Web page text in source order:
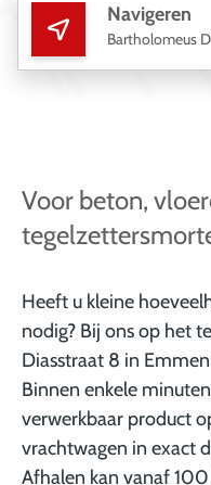
Navigeren
Bartholomeus
Voor beton,
Heeft u kleine
nodig? Bij ons op het
Diasstraat 8 in
Binnen enkele
verwerkbaar product
vrachtwagen in exact
Afhalen kan vanaf